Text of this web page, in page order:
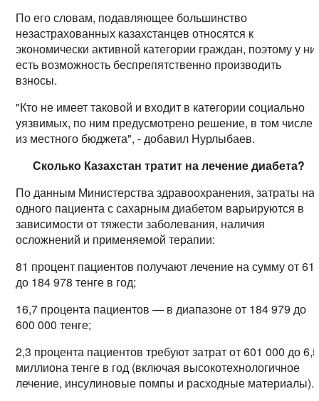
По его словам, подавляющее большинство
незастрахованных казахстанцев относятся к
экономически активной категории граждан, поэтому у
есть возможность беспрепятственно производить
взносы.
"Кто не имеет таковой и входит в категории социально
уязвимых, по ним предусмотрено решение, в том числе
из местного бюджета", - добавил Нурлыбаев.
Сколько Казахстан тратит на лечение диабета?
По данным Министерства здравоохранения, затраты на
одного пациента с сахарным диабетом варьируются в
зависимости от тяжести заболевания, наличия
осложнений и применяемой терапии:
81 процент пациентов получают лечение на сумму от
до 184 978 тенге в год;
16,7 процента пациентов — в диапазоне от 184 979 до
600 000 тенге;
2,3 процента пациентов требуют затрат от 601 000 до 6,5
миллиона тенге в год (включая высокотехнологичное
лечение, инсулиновые помпы и расходные материалы).